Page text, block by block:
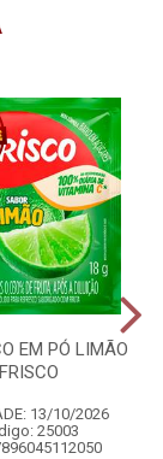
EM PÓ LIMÃO
FRISCO
13/10/2026
25003